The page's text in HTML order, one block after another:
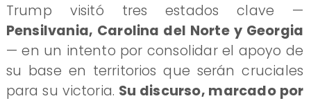
Trump visitó tres estados clave —
Pensilvania, Carolina del Norte y Georgia
— en un intento por consolidar el apoyo de
su base en territorios que serán cruciales
para su victoria. Su discurso, marcado por